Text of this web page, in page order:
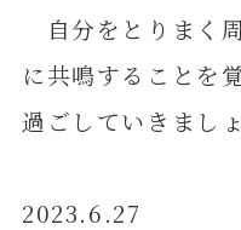
自分をとりまく
に共鳴することを
過ごしていきましょ
2023.6.27